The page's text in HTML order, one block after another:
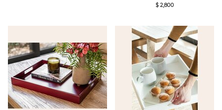
$ 2,800